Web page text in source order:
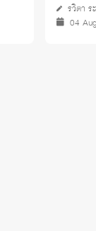
รวิตา ร
04